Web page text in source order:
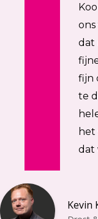
ons
dat
fijn
te
dat
Kevin